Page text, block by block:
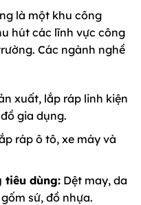
là một khu công
hút các lĩnh vực công
Các ngành nghề
xuất, lắp ráp linh kiện
gia dụng.
ráp ô tô, xe máy và
tiêu dùng:Dệt may, da
sứ, đồ nhựa.